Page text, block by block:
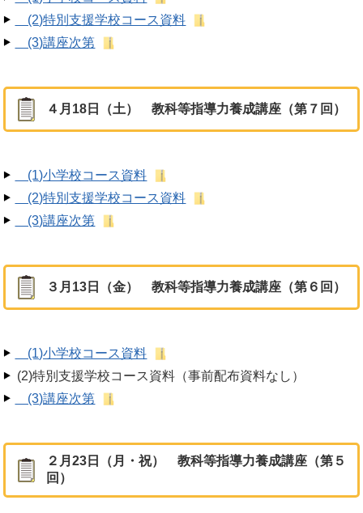
(2)特別支援学校コース資料
(3)講座次第
４月18日（土） 教科等指導力養成講座（第７回）
(1)小学校コース資料
(2)特別支援学校コース資料
(3)講座次第
３月13日（金） 教科等指導力養成講座（第６回）
(1)小学校コース資料
(2)特別支援学校コース資料（事前配布資料なし）
(3)講座次第
２月23日（月・祝） 教科等指導力養成講座（第５
回）